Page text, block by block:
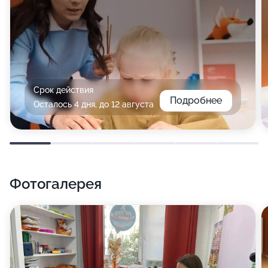
Срок действия
Осталось 4 дня, до 12 августа
Подробнее
Фотогалерея